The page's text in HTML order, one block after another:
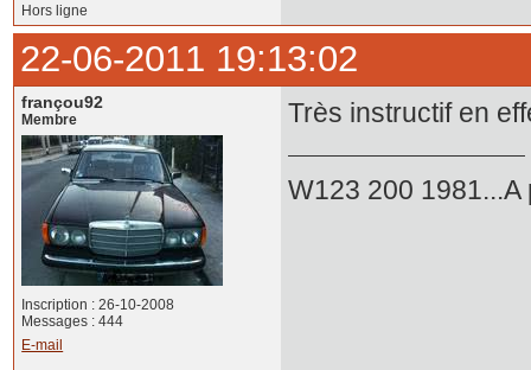
Hors ligne
22-06-2011 19:13:02
françou92
Membre
Inscription : 26-10-2008
Messages : 444
E-mail
Très instructif en
W123 200 1981...A